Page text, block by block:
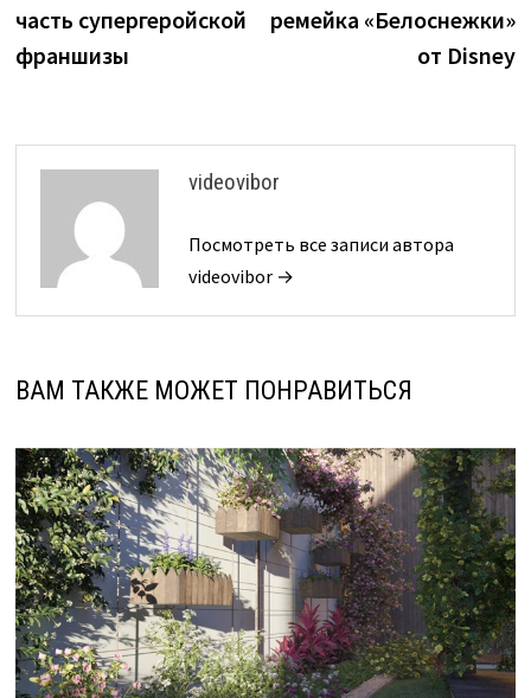
часть супергеройской
франшизы
ремейка «Белоснежки»
от Disney
videovibor
Посмотреть все записи автора
videovibor →
ВАМ ТАКЖЕ МОЖЕТ ПОНРАВИТЬСЯ